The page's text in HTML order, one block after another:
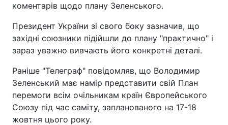
коментарів щодо плану Зеленського.
Президент України зі свого боку зазначив, що
західні союзники підійшли до плану "практично" і
зараз уважно вивчають його конкретні деталі.
Раніше "Телеграф" повідомляв, що Володимир
Зеленський має намір представити свій План
перемоги всім очільникам країн Європейського
Союзу під час саміту, запланованого на 17-18
жовтня цього року.